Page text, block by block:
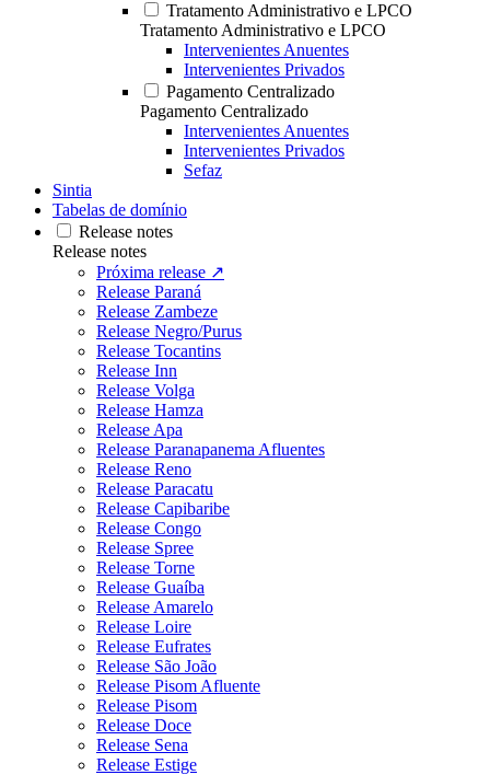
Tratamento Administrativo e LPCO
Tratamento Administrativo e LPCO
Intervenientes Anuentes
Intervenientes Privados
Pagamento Centralizado
Pagamento Centralizado
Intervenientes Anuentes
Intervenientes Privados
Sefaz
Sintia
Tabelas de domínio
Release notes
Release notes
Próxima release ↗
Release Paraná
Release Zambeze
Release Negro/Purus
Release Tocantins
Release Inn
Release Volga
Release Hamza
Release Apa
Release Paranapanema Afluentes
Release Reno
Release Paracatu
Release Capibaribe
Release Congo
Release Spree
Release Torne
Release Guaíba
Release Amarelo
Release Loire
Release Eufrates
Release São João
Release Pisom Afluente
Release Pisom
Release Doce
Release Sena
Release Estige